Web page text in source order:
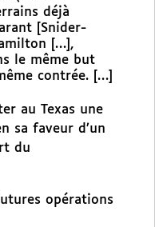
déjà
[Snider-
[…],
le même but
contrée. […]
au Texas une
sa faveur d’un
du
opérations